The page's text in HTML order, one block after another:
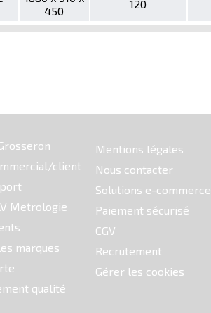
450
120
client
Metrologie
marques
qualité
Mentions légales
Nous contacter
Solutions e-commerce
Paiement sécurisé
CGV
Recrutement
Gérer les cookies